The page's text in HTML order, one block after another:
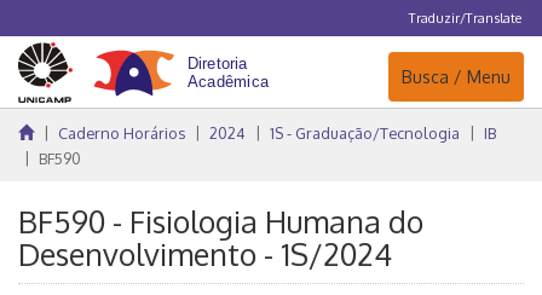
Traduzir/Translate
Navegação
Busca / Menu
Caderno Horários 2024 1S - Graduação/Tecnologia
IB
BF590
BF590 - Fisiologia Humana do
Desenvolvimento - 1S/2024